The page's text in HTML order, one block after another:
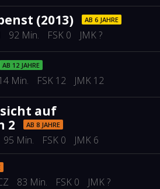
(2013) AB 6 JAHRE
92 Min. FSK 0 JMK ?
AB 12 JAHRE
Min. FSK 12 JMK 12
auf
2
AB 8 JAHRE
95 Min. FSK 0 JMK 6
83 Min. FSK 0 JMK ?